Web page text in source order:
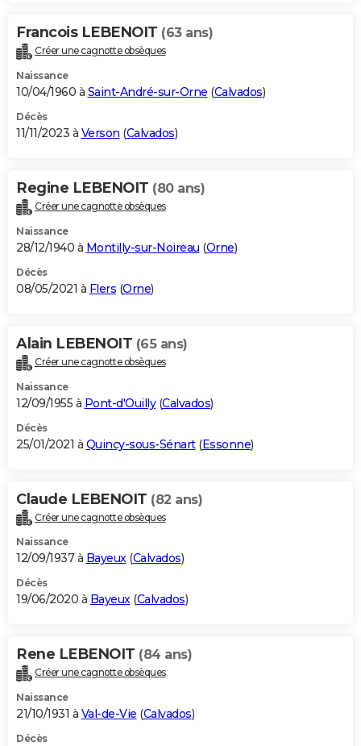
Carte de Noël
Carte Bonne année
Carte Saint-Valentin
Carte Pâques
Carte d'anniversaire
DICTIONNAIRE
Dictionnaire
Biographies
Citations
Expressions
Proverbes
PROGRAMME TV
S'inscrire
Se connecter
Lycées
Collèges
Primaires
Universités
Entreprises
Service militaire
Avis de recherche
AVIS DE DÉCÈS
Bricolage
Lifestyle
Culture
Sport
Auto
Television
Voyage
Cinema
Francois LEBENOIT (63 ans)
Créer une cagnotte obsèques
Naissance
10/04/1960 à Saint-André-sur-Orne (Calvados)
Décès
11/11/2023 à Verson (Calvados)
Regine LEBENOIT (80 ans)
Créer une cagnotte obsèques
Naissance
28/12/1940 à Montilly-sur-Noireau (Orne)
Décès
08/05/2021 à Flers (Orne)
Alain LEBENOIT (65 ans)
Créer une cagnotte obsèques
Naissance
12/09/1955 à Pont-d'Ouilly(Calvados)
Décès
25/01/2021 à Quincy-sous-Sénart(Essonne)
Claude LEBENOIT (82 ans)
Créer une cagnotte obsèques
Naissance
12/09/1937 à Bayeux(Calvados)
Décès
19/06/2020 à Bayeux(Calvados)
Rene LEBENOIT (84 ans)
Créer une cagnotte obsèques
Naissance
21/10/1931 à Val-de-Vie (Calvados)
Décès